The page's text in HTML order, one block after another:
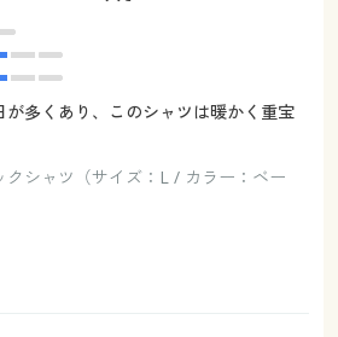
が多くあり、このシャツは暖かく重宝
クシャツ（サイズ：L / カラー：ベー